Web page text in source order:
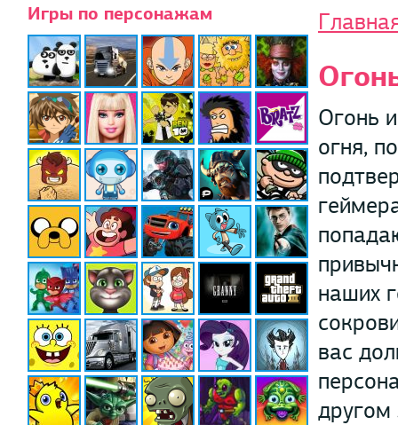
Игры по персонажам
Огонь
огня,
наших
вас
другом